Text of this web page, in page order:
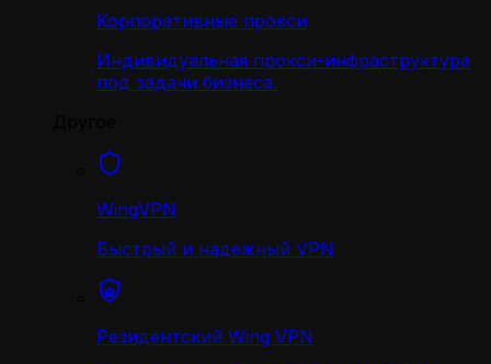
Корпоративные прокси
Индивидуальная прокси-инфраструктура
под задачи бизнеса.
WingVPN
Быстрый и надежный VPN
Резидентский Wing VPN